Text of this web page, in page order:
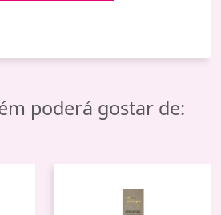
poderá gostar de: